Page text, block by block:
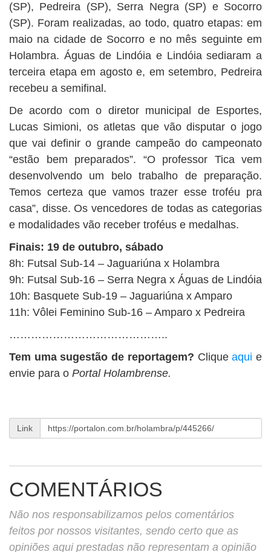
(SP), Pedreira (SP), Serra Negra (SP) e Socorro
(SP). Foram realizadas, ao todo, quatro etapas: em
maio na cidade de Socorro e no mês seguinte em
Holambra. Águas de Lindóia e Lindóia sediaram a
terceira etapa em agosto e, em setembro, Pedreira
recebeu a semifinal.
De acordo com o diretor municipal de Esportes,
Lucas Simioni, os atletas que vão disputar o jogo
que vai definir o grande campeão do campeonato
“estão bem preparados”. “O professor Tica vem
desenvolvendo um belo trabalho de preparação.
Temos certeza que vamos trazer esse troféu pra
casa”, disse. Os vencedores de todas as categorias
e modalidades vão receber troféus e medalhas.
Finais: 19 de outubro, sábado
8h: Futsal Sub-14 – Jaguariúna x Holambra
9h: Futsal Sub-16 – Serra Negra x Águas de Lindóia
10h: Basquete Sub-19 – Jaguariúna x Amparo
11h: Vôlei Feminino Sub-16 – Amparo x Pedreira
……………………………………..
Tem uma sugestão de reportagem? Cliqueaquie
envie para o Portal Holambrense.
Link
COMENTÁRIOS
Não nos responsabilizamos pelos comentários
feitos por nossos visitantes, sendo certo que as
opiniões aqui prestadas não representam a opinião